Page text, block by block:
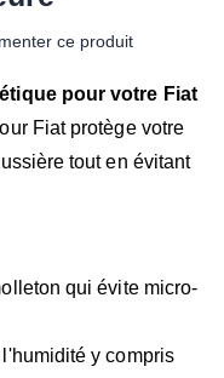
ce produit
pour votre Fiat
Fiat protège votre
tout en évitant
qui évite micro-
y compris